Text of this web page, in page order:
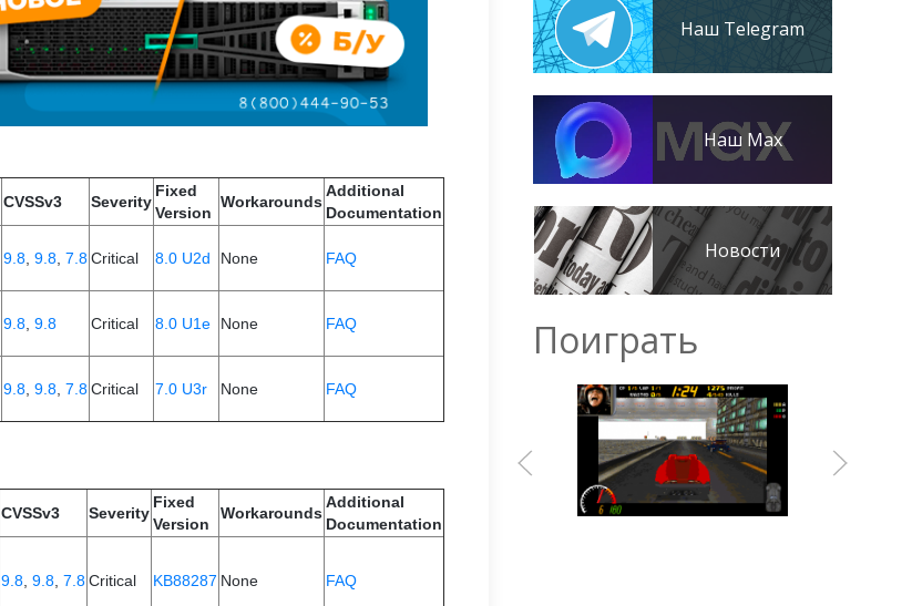
CVSSv3 Severity
Fixed
Version
Workarounds
Additional
Documentation
9.8 9.8 7.8Critical 8.0 U2d None FAQ
9.8 9.8 Critical 8.0 U1e None FAQ
9.8 9.8 7.8Critical 7.0 U3r None FAQ
CVSSv3 Severity
Fixed
Version
Workarounds
Additional
Documentation
9.8 9.8 7.8Critical KB88287 None FAQ
Наш Telegram
Наш Max
Новости
Поиграть